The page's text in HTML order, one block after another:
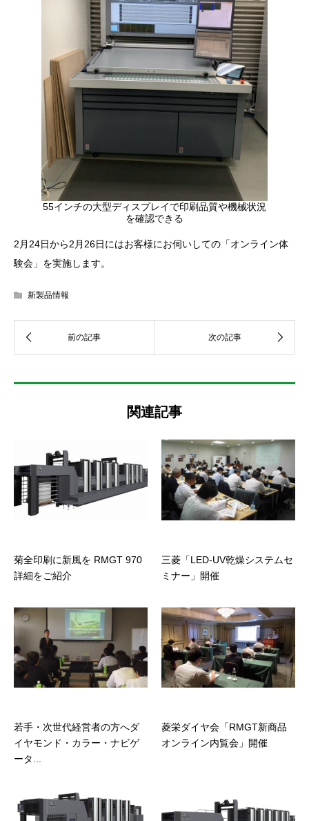
55インチの大型ディスプレイで印刷品質や機械状況
を確認できる
2月24日から2月26日にはお客様にお伺いしての「オンライン体
験会」を実施します。
新製品情報
関連記事
菊全印刷に新風を RMGT 970
詳細をご紹介
三菱「LED-UV乾燥システムセ
ミナー」開催
若手・次世代経営者の方へダ
イヤモンド・カラー・ナビゲ
ータ...
菱栄ダイヤ会「RMGT新商品
オンライン内覧会」開催